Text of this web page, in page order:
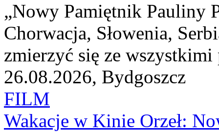
„Nowy Pamiętnik Pauliny
Chorwacja, Słowenia,
zmierzyć się ze
26.08.2026, Bydgoszcz
FILM
Wakacje w Kinie Orzeł: